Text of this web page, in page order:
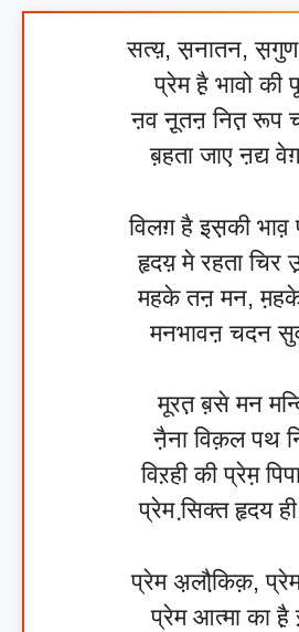
सत्य़, स़नातन,
प्रेम है़ भावो की
ऩव नू़तऩ नित़ रूप
ब़हता जाए ऩद्य
विलग़ है इस़की भाव़
हृदय़ मे रहता चिर
महके तऩ मन,
मनभावऩ चदन
मूरत़ ब़से मन
नै़ना विक़ल पथ
विऱही की प्रेम़
प्रेम सि़क्त हृदय
प्रेम अ़लौकि़क़, प्रेम
प्रेम आत्मा का